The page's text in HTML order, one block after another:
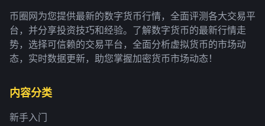
币圈网为您提供最新的数字货币行情，全面评测各大交易平
台，并分享投资技巧和经验。了解数字货币的最新行情走
势，选择可信赖的交易平台，全面分析虚拟货币的市场动
态，实时数据更新，助您掌握加密货币市场动态！
内容分类
新手入门